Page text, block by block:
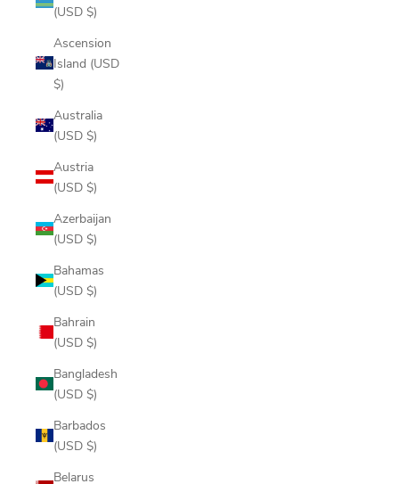
(USD $)
Ascension
Island (USD
$)
Australia
(USD $)
Austria
(USD $)
Azerbaijan
(USD $)
Bahamas
(USD $)
Bahrain
(USD $)
Bangladesh
(USD $)
Barbados
(USD $)
Belarus